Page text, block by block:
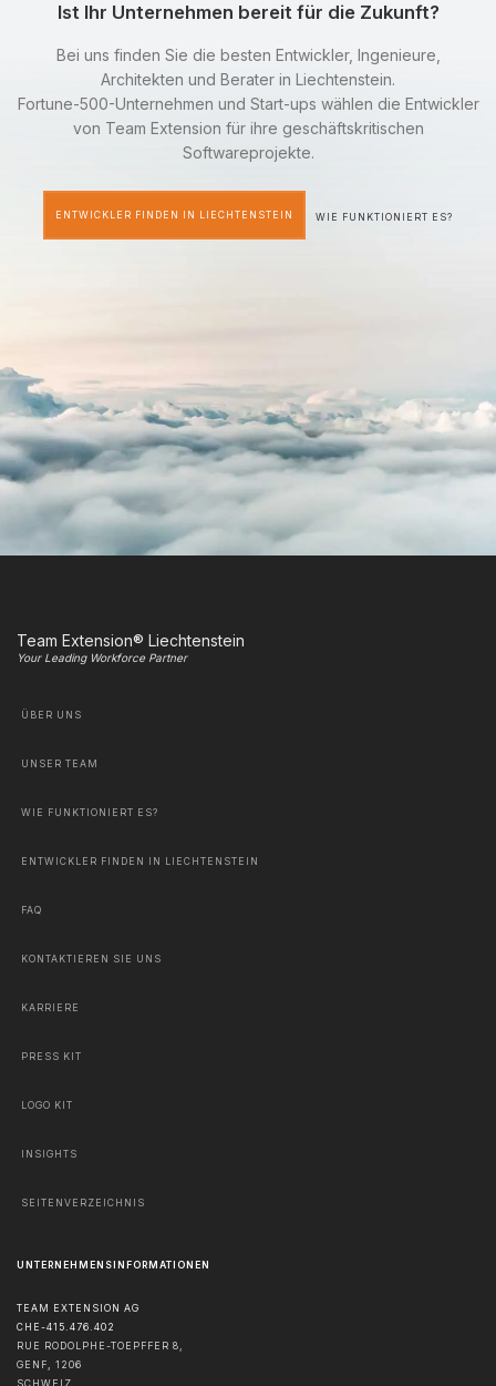
Ist Ihr Unternehmen bereit für die Zukunft?
Bei uns finden Sie die besten Entwickler, Ingenieure,
Architekten und Berater in Liechtenstein.
Fortune-500-Unternehmen und Start-ups wählen die Entwickler
von Team Extension für ihre geschäftskritischen
Softwareprojekte.
ENTWICKLER FINDEN IN LIECHTENSTEIN WIE FUNKTIONIERT ES?
Team Extension® Liechtenstein
Your Leading Workforce Partner
ÜBER UNS
UNSER TEAM
WIE FUNKTIONIERT ES?
ENTWICKLER FINDEN IN LIECHTENSTEIN
FAQ
KONTAKTIEREN SIE UNS
KARRIERE
PRESS KIT
LOGO KIT
INSIGHTS
SEITENVERZEICHNIS
UNTERNEHMENSINFORMATIONEN
TEAM EXTENSION AG
CHE-415.476.402
RUE RODOLPHE-TOEPFFER 8,
GENF, 1206